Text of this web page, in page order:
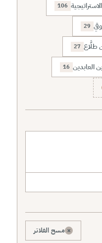
106
29
طلَّاع 27
العابدين 16
× مسح الفلاتر